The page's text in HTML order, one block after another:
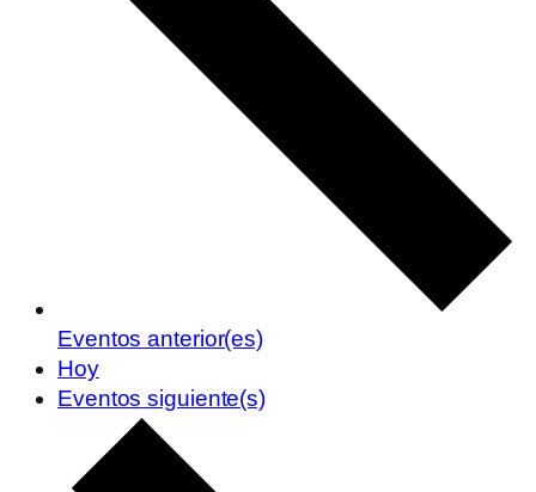
Eventos anterior(es)
Hoy
Eventos siguiente(s)